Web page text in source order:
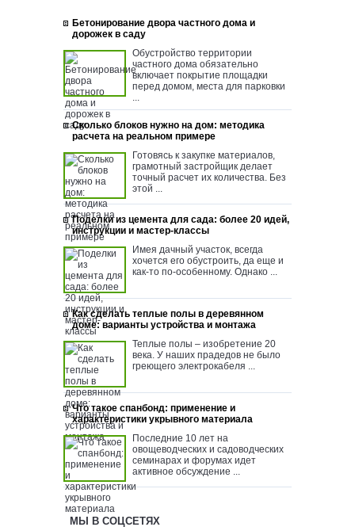
Бетонирование двора частного дома и
дорожек в саду
Обустройство территории
частного дома обязательно
включает покрытие площадки
перед домом, места для парковки
...
Сколько блоков нужно на дом: методика
расчета на реальном примере
Готовясь к закупке материалов,
грамотный застройщик делает
точный расчет их количества. Без
этой ...
Поделки из цемента для сада: более 20 идей,
инструкции и мастер-классы
Имея дачный участок, всегда
хочется его обустроить, да еще и
как-то по-особенному. Однако ...
Как сделать теплые полы в деревянном
доме: варианты устройства и монтажа
Теплые полы – изобретение 20
века. У наших прадедов не было
греющего электрокабеля ...
Что такое спанбонд: применение и
характеристики укрывного материала
Последние 10 лет на
овощеводческих и садоводческих
семинарах и форумах идет
активное обсуждение ...
МЫ В СОЦСЕТЯХ